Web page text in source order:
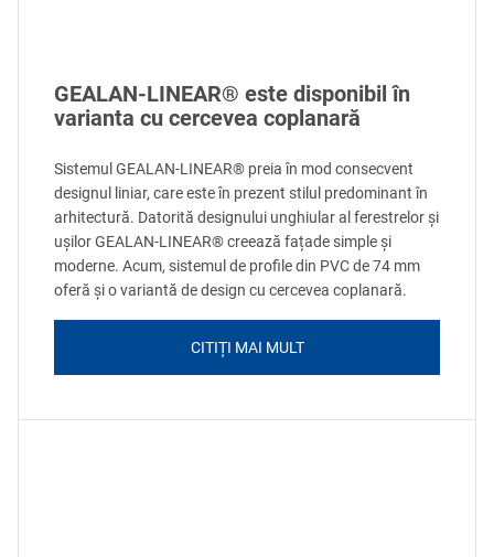
GEALAN-LINEAR® este disponibil în
varianta cu cercevea coplanară
Sistemul GEALAN-LINEAR® preia în mod consecvent
designul liniar, care este în prezent stilul predominant în
arhitectură. Datorită designului unghiular al ferestrelor și
ușilor GEALAN-LINEAR® creează fațade simple și
moderne. Acum, sistemul de profile din PVC de 74 mm
oferă și o variantă de design cu cercevea coplanară.
CITIȚI MAI MULT